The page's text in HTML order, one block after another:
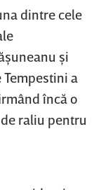
dintre cele
şi
a
încă o
raliu pentru